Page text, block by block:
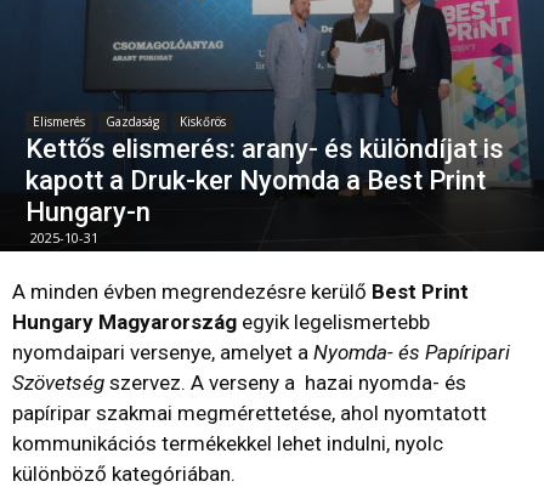
Elismerés Gazdaság Kiskőrös
Kettős elismerés: arany- és különdíjat is
kapott a Druk-ker Nyomda a Best Print
Hungary-n
2025-10-31
A minden évben megrendezésre kerülő Best Print
Hungary Magyarország egyik legelismertebb
nyomdaipari versenye, amelyet a Nyomda- és Papíripari
Szövetség szervez. A verseny a hazai nyomda- és
papíripar szakmai megmérettetése, ahol nyomtatott
kommunikációs termékekkel lehet indulni, nyolc
különböző kategóriában.